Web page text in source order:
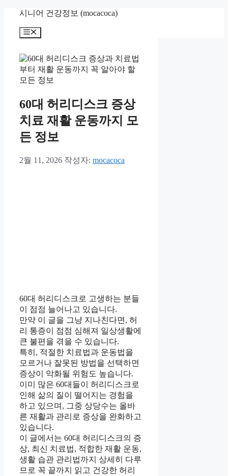
시니어 건강정보 (mocacoca)
메
60대 허리디스크 증상
치료 재활 운동까지 모
든 정보
2월 11, 2026 작성자: mocacoca
60대 허리디스크로 고생하는 분들
이 점점 늘어나고 있습니다.
만약 이 글을 그냥 지나친다면, 허
리 통증이 점점 심해져 일상생활에
큰 불편을 겪을 수 있습니다.
특히, 적절한 치료법과 운동법을
모르거나 잘못된 방법을 선택하면
증상이 악화될 위험도 높습니다.
이미 많은 60대들이 허리디스크로
인해 삶의 질이 떨어지는 경험을
하고 있으며, 그중 상당수는 올바
른 재활과 관리로 증상을 완화하고
있습니다.
이 글에서는 60대 허리디스크의 증
상, 최신 치료법, 적합한 재활 운동,
생활 습관 관리법까지 상세히 다루
므로 꼭 끝까지 읽고 건강한 허리